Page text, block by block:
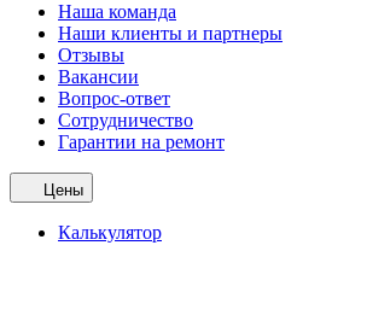
Наша команда
Наши клиенты и партнеры
Отзывы
Вакансии
Вопрос-ответ
Сотрудничество
Гарантии на ремонт
Цены
Калькулятор